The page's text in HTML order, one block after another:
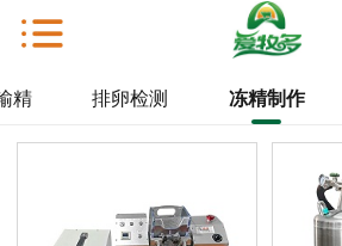
精 排卵检测 冻精制作